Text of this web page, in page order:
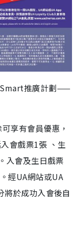
推廣計劃——
享有會員優惠，
會戲票1張 、生
入會及生日戲票
經UA網站或UA
於成功入會後自